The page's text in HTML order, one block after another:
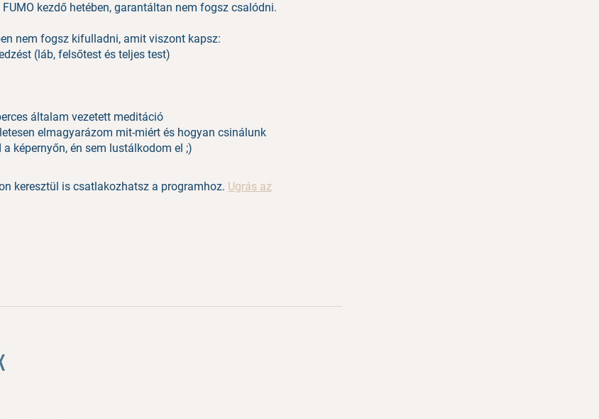
kezdő hetében, garantáltan nem fogsz csalódni.
nem fogsz kifulladni, amit viszont kapsz:
(láb, felsőtest és teljes test)
általam vezetett meditáció
elmagyarázom mit-miért és hogyan csinálunk
a képernyőn, én sem lustálkodom el ;)
keresztül is csatlakozhatsz a programhoz. Ugrás az